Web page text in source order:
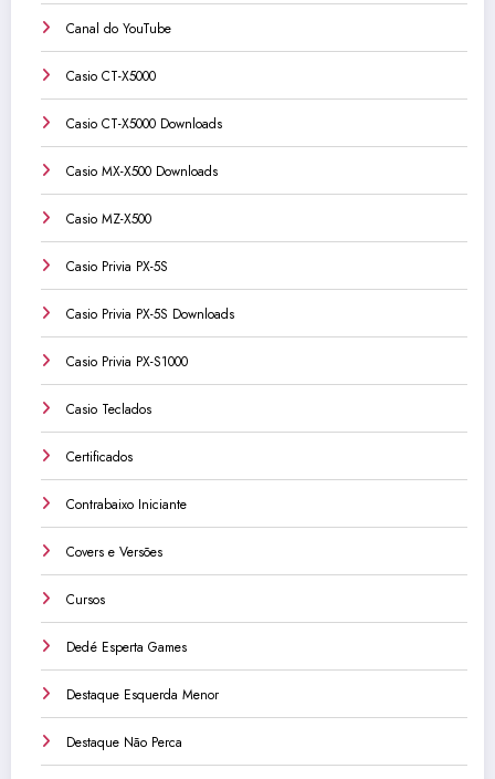
Canal do YouTube
Casio CT-X5000
Casio CT-X5000 Downloads
Casio MX-X500 Downloads
Casio MZ-X500
Casio Privia PX-5S
Casio Privia PX-5S Downloads
Casio Privia PX-S1000
Casio Teclados
Certificados
Contrabaixo Iniciante
Covers e Versões
Cursos
Dedé Esperta Games
Destaque Esquerda Menor
Destaque Não Perca